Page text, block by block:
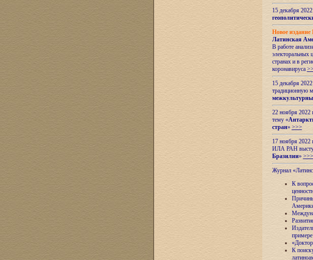
15 декабря
Новое
Латинская
В работе
электоральных
странах и в
коронавируса
15 декабря
традиционную
22 ноября 2022
тему «
стран» >>>
17 ноября 2022
ИЛА РАН
Бразилии» >>>
Журнал
К
К